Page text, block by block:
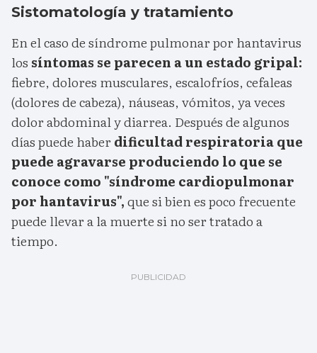
Sistomatología y tratamiento
En el caso de síndrome pulmonar por hantavirus
los síntomas se parecen a un estado gripal:
fiebre, dolores musculares, escalofríos, cefaleas
(dolores de cabeza), náuseas, vómitos, ya veces
dolor abdominal y diarrea. Después de algunos
días puede haberdificultad respiratoria que
puede agravarse produciendo lo que se
conoce como "síndrome cardiopulmonar
por hantavirus",que si bien es poco frecuente
puede llevar a la muerte si no ser tratado a
tiempo.